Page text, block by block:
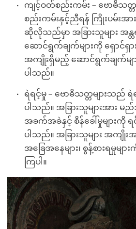
ကျင့်ဝတ်စည်းကမ်း – ဗောဓိသတ္
စည်းကမ်းနှင့်ညီရန် ကြိုးပမ်းအ
ဆိုလိုသည်မှာ အခြားသူများ အန္
ဆောင်ရွက်ချက်များကို ရှောင်ရှ
အကျိုးရှိမည့် ဆောင်ရွက်ချက်မျာ
ပါသည်။
ရဲရင့်မှု – ဗောဓိသတ္တများသည် ရဲ
ပါသည်။ အခြားသူများအား
အခက်အခဲနှင့် စိန်ခေါ်မှုများကို
ပါသည်။ အခြားသူများ အက
အခြေအနေများ၊ စွန့်စားရမှုမျ
ကြပါ။